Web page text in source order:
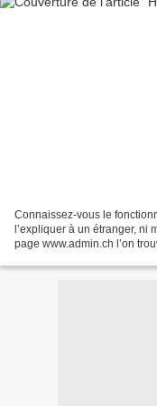
Connaissez-vous le
l’expliquer à un étranger, ni
page www.admin.ch l’on